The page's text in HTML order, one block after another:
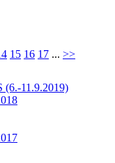
15 16 17 ... >>
11.9.2019)